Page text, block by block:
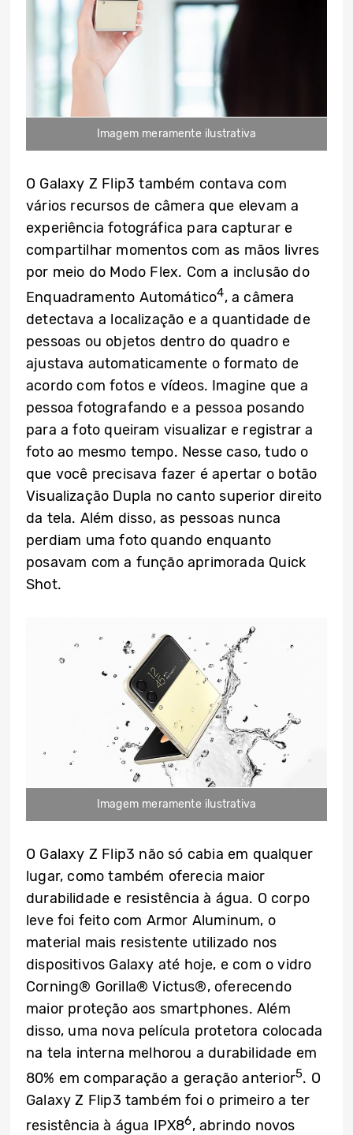
Imagem meramente ilustrativa
O Galaxy Z Flip3 também contava com
vários recursos de câmera que elevam a
experiência fotográfica para capturar e
compartilhar momentos com as mãos livres
por meio do Modo Flex. Com a inclusão do
Enquadramento Automático4, a câmera
detectava a localização e a quantidade de
pessoas ou objetos dentro do quadro e
ajustava automaticamente o formato de
acordo com fotos e vídeos. Imagine que a
pessoa fotografando e a pessoa posando
para a foto queiram visualizar e registrar a
foto ao mesmo tempo. Nesse caso, tudo o
que você precisava fazer é apertar o botão
Visualização Dupla no canto superior direito
da tela. Além disso, as pessoas nunca
perdiam uma foto quando enquanto
posavam com a função aprimorada Quick
Shot.
Imagem meramente ilustrativa
O Galaxy Z Flip3 não só cabia em qualquer
lugar, como também oferecia maior
durabilidade e resistência à água. O corpo
leve foi feito com Armor Aluminum, o
material mais resistente utilizado nos
dispositivos Galaxy até hoje, e com o vidro
Corning® Gorilla® Victus®, oferecendo
maior proteção aos smartphones. Além
disso, uma nova película protetora colocada
na tela interna melhorou a durabilidade em
80% em comparação a geração anterior5. O
Galaxy Z Flip3 também foi o primeiro a ter
resistência à água IPX86, abrindo novos